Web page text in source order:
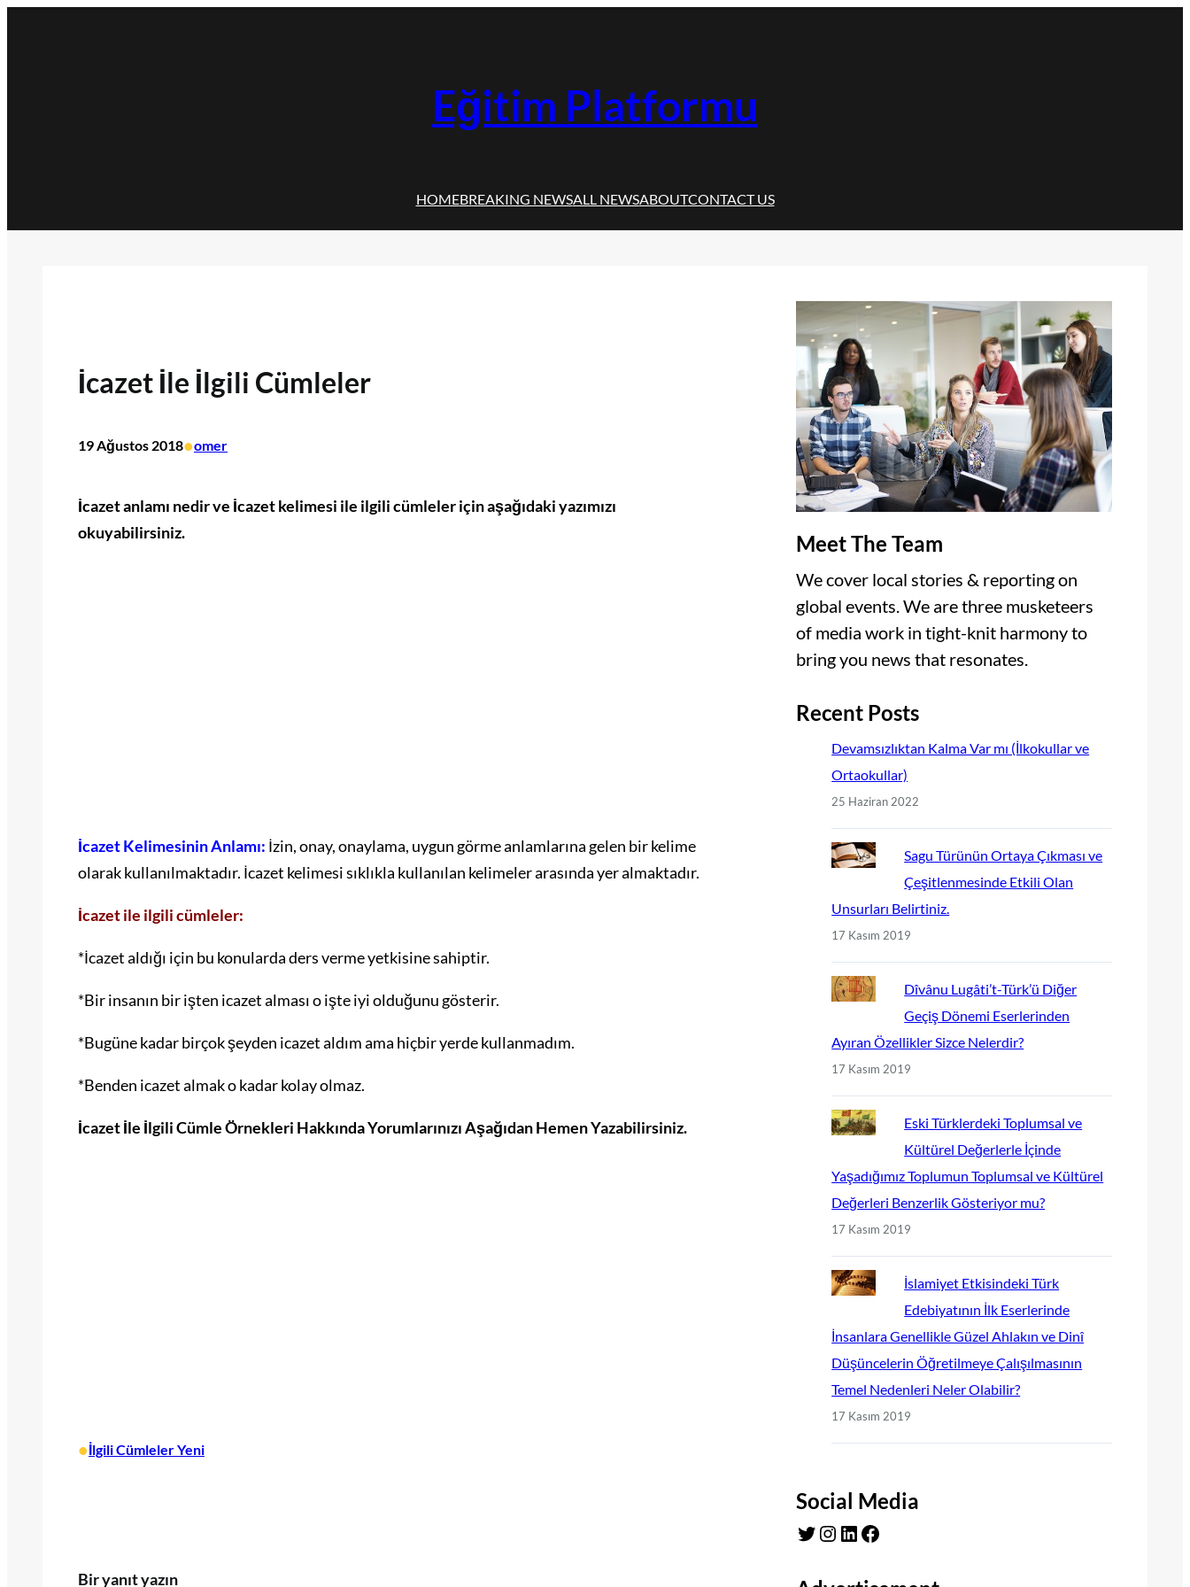
Eğitim Platformu
HOMEBREAKING NEWSALL NEWSABOUTCONTACT US
İcazet İle İlgili Cümleler
19 Ağustos 2018•omer
İcazet anlamı nedir ve İcazet kelimesi ile ilgili cümleler için aşağıdaki yazımızı
okuyabilirsiniz.
İcazet Kelimesinin Anlamı: İzin, onay, onaylama, uygun görme anlamlarına gelen bir kelime
olarak kullanılmaktadır. İcazet kelimesi sıklıkla kullanılan kelimeler arasında yer almaktadır.
İcazet ile ilgili cümleler:
*İcazet aldığı için bu konularda ders verme yetkisine sahiptir.
*Bir insanın bir işten icazet alması o işte iyi olduğunu gösterir.
*Bugüne kadar birçok şeyden icazet aldım ama hiçbir yerde kullanmadım.
*Benden icazet almak o kadar kolay olmaz.
İcazet İle İlgili Cümle Örnekleri Hakkında Yorumlarınızı Aşağıdan Hemen Yazabilirsiniz.
•İlgili Cümleler Yeni
Bir yanıt yazın
Meet The Team
We cover local stories & reporting on
global events. We are three musketeers
of media work in tight-knit harmony to
bring you news that resonates.
Recent Posts
Devamsızlıktan Kalma Var mı (İlkokullar ve
Ortaokullar)
25 Haziran 2022
Sagu Türünün Ortaya Çıkması ve
Çeşitlenmesinde Etkili Olan
Unsurları Belirtiniz.
17 Kasım 2019
Dîvânu Lugâti’t-Türk’ü Diğer
Geçiş Dönemi Eserlerinden
Ayıran Özellikler Sizce Nelerdir?
17 Kasım 2019
Eski Türklerdeki Toplumsal ve
Kültürel Değerlerle İçinde
Yaşadığımız Toplumun Toplumsal ve Kültürel
Değerleri Benzerlik Gösteriyor mu?
17 Kasım 2019
İslamiyet Etkisindeki Türk
Edebiyatının İlk Eserlerinde
İnsanlara Genellikle Güzel Ahlakın ve Dinî
Düşüncelerin Öğretilmeye Çalışılmasının
Temel Nedenleri Neler Olabilir?
17 Kasım 2019
Social Media
Twitter
Instagram LinkedIn Facebook